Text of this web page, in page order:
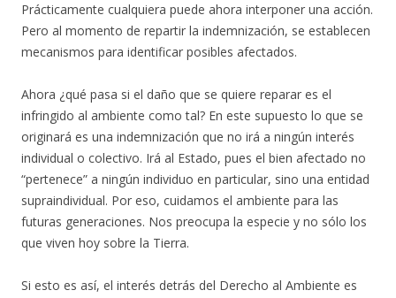
Prácticamente cualquiera puede ahora interponer una acción.
Pero al momento de repartir la indemnización, se establecen
mecanismos para identificar posibles afectados.
Ahora ¿qué pasa si el daño que se quiere reparar es el
infringido al ambiente como tal? En este supuesto lo que se
originará es una indemnización que no irá a ningún interés
individual o colectivo. Irá al Estado, pues el bien afectado no
“pertenece” a ningún individuo en particular, sino una entidad
supraindividual. Por eso, cuidamos el ambiente para las
futuras generaciones. Nos preocupa la especie y no sólo los
que viven hoy sobre la Tierra.
Si esto es así, el interés detrás del Derecho al Ambiente es